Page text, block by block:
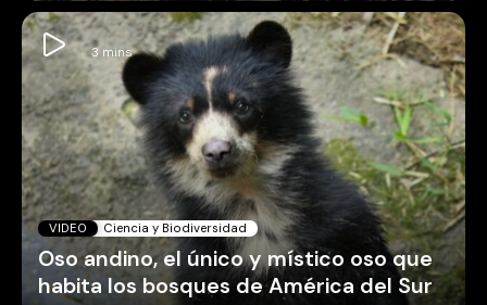
VIDEO Ciencia y Biodiversidad
Oso andino, el único y místico oso que
habita los bosques de América del Sur